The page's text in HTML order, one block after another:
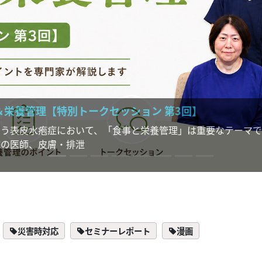
養管理【特別トークセッション 第3回】
表皮水疱症において、「食事と栄養管理」は重要なテーマ
医師、皮膚・排泄
災害時対応 セミナーレポート 漫画